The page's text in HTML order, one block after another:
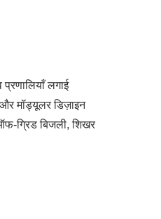
लगाई
मॉड्यूलर डिज़ाइन
ग्रिड बिजली, शिखर